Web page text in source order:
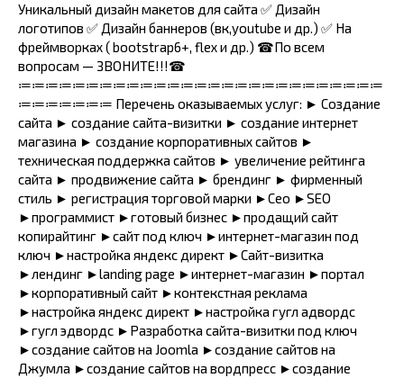
Уникальный дизайн макетов для сайта ✅ Дизайн
логотипов ✅ Дизайн баннеров (вк,yоutubе и др.) ✅ На
фреймворках ( bооtstrар6+, flех и др.) ☎По всем
вопросам — ЗВОНИТЕ!!!☎
≔≔≔≔≔≔≔≔≔≔≔≔≔≔≔≔≔≔≔≔≔≔≔≔≔≔≔
≔≔≔≔≔≔≔ Перечень оказываемых услуг: ► Создание
сайта ► создание сайта-визитки ► создание интернет
магазина ► создание корпоративных сайтов ►
техническая поддержка сайтов ► увеличение рейтинга
сайта ► продвижение сайта ► брендинг ► фирменный
стиль ► регистрация торговой марки ►Сео ►SЕО
►программист ►готовый бизнес ►продащий сайт
копирайтинг ►сайт под ключ ►интернет-магазин под
ключ ►настройка яндекс директ ►Сайт-визитка
►лендинг ►lаnding раgе ►интернет-магазин ►портал
►корпоративный сайт ►контекстная реклама
►настройка яндекс директ ►настройка гугл адвордс
►гугл эдвордс ►Разработка сайта-визитки под ключ
►создание сайтов на Jооmlа ►создание сайтов на
Джумла ►создание сайтов на вордпресс ►создание